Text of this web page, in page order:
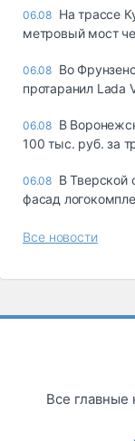
06.08 На трассе
метровый мост
06.08 Во
протаранил Lada
06.08 В
100 тыс. руб. за
06.08 В Тверской
фасад
Все новости
Все главные